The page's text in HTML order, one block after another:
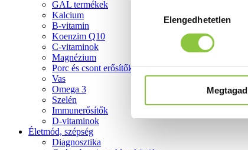
kiválasztásaElengedhetetlen
Megtagad
GAL termékek
Kalcium
B-vitamin
Koenzim Q10
C-vitaminok
Magnézium
Porc és csont erősítők
Vas
Omega 3
Szelén
Immunerősítők
D-vitaminok
Életmód, szépség
Diagnosztika